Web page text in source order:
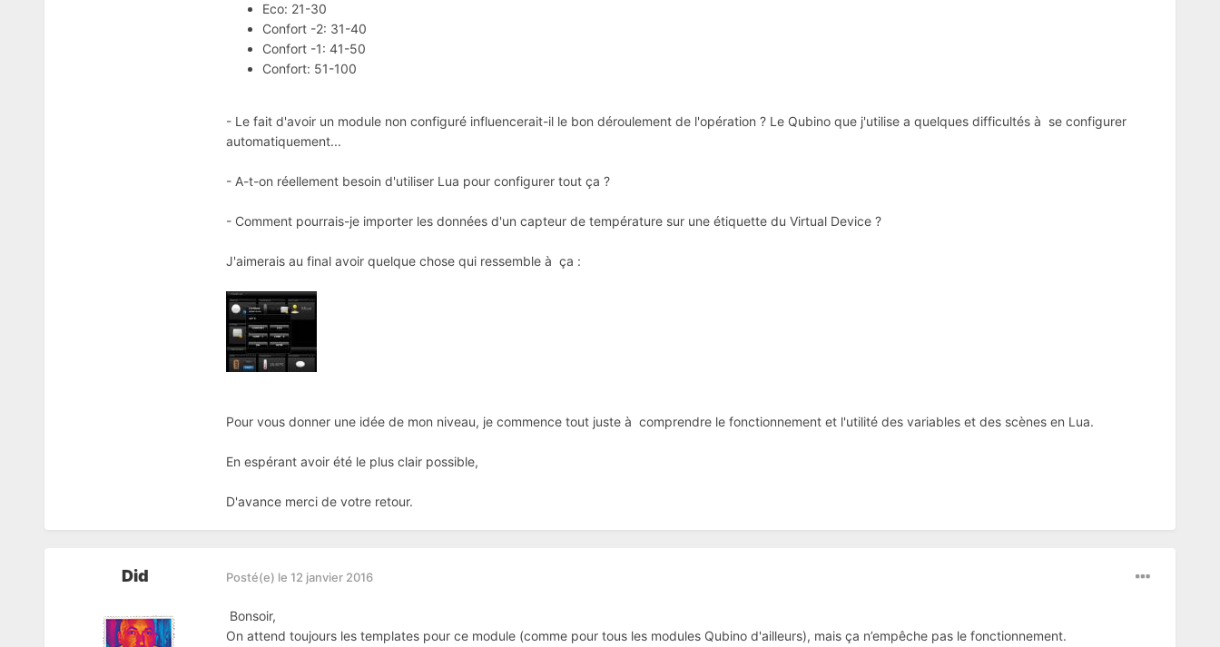
Eco: 21-30
Confort -2: 31-40
Confort -1: 41-50
Confort: 51-100
- Le fait d'avoir un module non configuré influencerait-il le bon déroulement de l'opération ? Le Qubino que j'utilise a quelques difficultés à se configurer
automatiquement...
- A-t-on réellement besoin d'utiliser Lua pour configurer tout ça ?
- Comment pourrais-je importer les données d'un capteur de température sur une étiquette du Virtual Device ?
J'aimerais au final avoir quelque chose qui ressemble à ça :
Pour vous donner une idée de mon niveau, je commence tout juste à comprendre le fonctionnement et l'utilité des variables et des scènes en Lua.
En espérant avoir été le plus clair possible,
D'avance merci de votre retour.
Did Posté(e) le 12 janvier 2016
Bonsoir,
On attend toujours les templates pour ce module (comme pour tous les modules Qubino d'ailleurs), mais ça n’empêche pas le fonctionnement.